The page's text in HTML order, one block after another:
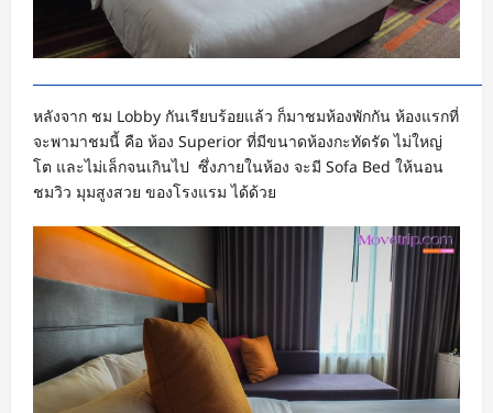
หลังจาก ชม Lobby กันเรียบร้อยแล้ว ก็มาชมห้องพักกัน ห้องแรกที่
จะพามาชมนี้ คือ ห้อง Superior ที่มีขนาดห้องกะทัดรัด ไม่ใหญ่
โต และไม่เล็กจนเกินไป ซึ่งภายในห้อง จะมี Sofa Bed ให้นอน
ชมวิว มุมสูงสวย ของโรงแรม ได้ด้วย